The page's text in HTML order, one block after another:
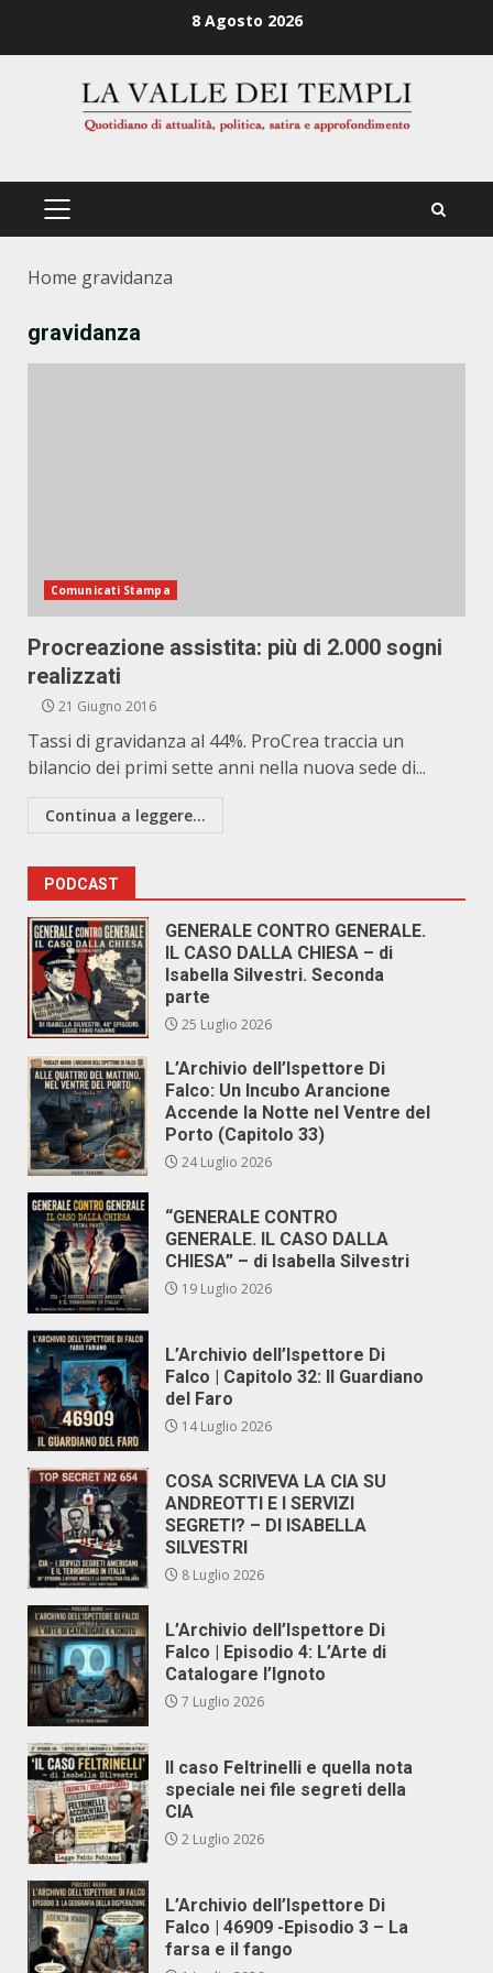
8 Agosto 2026
PRIMÄRES
Home gravidanza
gravidanza
Comunicati Stampa
Procreazione assistita: più di 2.000 sogni
realizzati
21 Giugno 2016
Tassi di gravidanza al 44%. ProCrea traccia un
bilancio dei primi sette anni nella nuova sede di...
Continua a leggere...
PODCAST
GENERALE CONTRO GENERALE.
IL CASO DALLA CHIESA – di
Isabella Silvestri. Seconda
parte
25 Luglio 2026
L’Archivio dell’Ispettore Di
Falco: Un Incubo Arancione
Accende la Notte nel Ventre del
Porto (Capitolo 33)
24 Luglio 2026
“GENERALE CONTRO
GENERALE. IL CASO DALLA
CHIESA” – di Isabella Silvestri
19 Luglio 2026
L’Archivio dell’Ispettore Di
Falco | Capitolo 32: Il Guardiano
del Faro
14 Luglio 2026
COSA SCRIVEVA LA CIA SU
ANDREOTTI E I SERVIZI
SEGRETI? – DI ISABELLA
SILVESTRI
8 Luglio 2026
L’Archivio dell’Ispettore Di
Falco | Episodio 4: L’Arte di
Catalogare l’Ignoto
7 Luglio 2026
Il caso Feltrinelli e quella nota
speciale nei file segreti della
CIA
2 Luglio 2026
L’Archivio dell’Ispettore Di
Falco | 46909 -Episodio 3 – La
farsa e il fango